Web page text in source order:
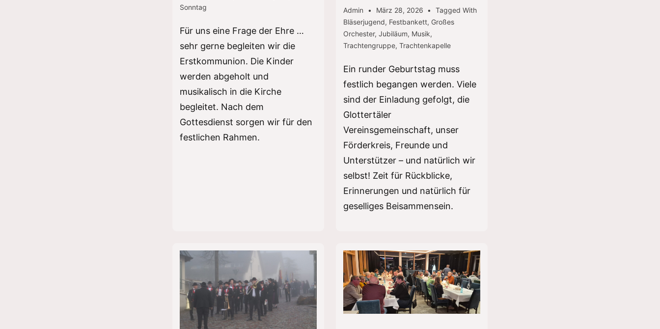
Sonntag
Für uns eine Frage der Ehre …
sehr gerne begleiten wir die
Erstkommunion. Die Kinder
werden abgeholt und
musikalisch in die Kirche
begleitet. Nach dem
Gottesdienst sorgen wir für den
festlichen Rahmen.
Admin März 28, 2026
Tagged With
Bläserjugend, Festbankett, Großes
Orchester, Jubiläum, Musik,
Trachtengruppe, Trachtenkapelle
Ein runder Geburtstag muss
festlich begangen werden. Viele
sind der Einladung gefolgt, die
Glottertäler
Vereinsgemeinschaft, unser
Förderkreis, Freunde und
Unterstützer – und natürlich wir
selbst! Zeit für Rückblicke,
Erinnerungen und natürlich für
geselliges Beisammensein.